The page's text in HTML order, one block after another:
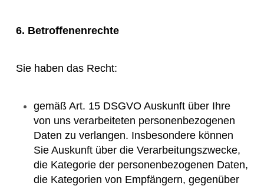
6. Betroffenenrechte
Sie haben das Recht:
gemäß Art. 15 DSGVO Auskunft über Ihre
von uns verarbeiteten personenbezogenen
Daten zu verlangen. Insbesondere können
Sie Auskunft über die Verarbeitungszwecke,
die Kategorie der personenbezogenen Daten,
die Kategorien von Empfängern, gegenüber